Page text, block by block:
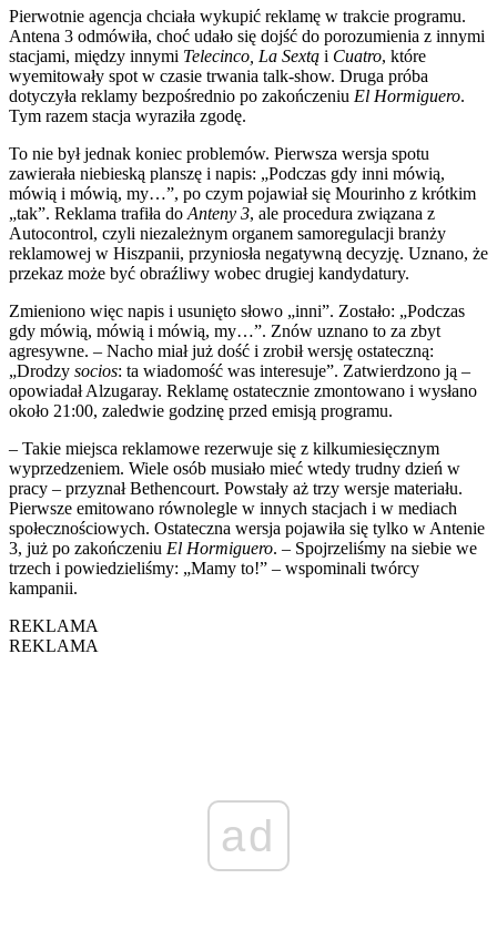
Pierwotnie agencja chciała wykupić reklamę w trakcie programu.
Antena 3 odmówiła, choć udało się dojść do porozumienia z innymi
stacjami, między innymi Telecinco, La Sextą i Cuatro, które
wyemitowały spot w czasie trwania talk-show. Druga próba
dotyczyła reklamy bezpośrednio po zakończeniu El Hormiguero.
Tym razem stacja wyraziła zgodę.
To nie był jednak koniec problemów. Pierwsza wersja spotu
zawierała niebieską planszę i napis: „Podczas gdy inni mówią,
mówią i mówią, my…”, po czym pojawiał się Mourinho z krótkim
„tak”. Reklama trafiła do Anteny 3, ale procedura związana z
Autocontrol, czyli niezależnym organem samoregulacji branży
reklamowej w Hiszpanii, przyniosła negatywną decyzję. Uznano, że
przekaz może być obraźliwy wobec drugiej kandydatury.
Zmieniono więc napis i usunięto słowo „inni”. Zostało: „Podczas
gdy mówią, mówią i mówią, my…”. Znów uznano to za zbyt
agresywne. – Nacho miał już dość i zrobił wersję ostateczną:
„Drodzy socios: ta wiadomość was interesuje”. Zatwierdzono ją –
opowiadał Alzugaray. Reklamę ostatecznie zmontowano i wysłano
około 21:00, zaledwie godzinę przed emisją programu.
– Takie miejsca reklamowe rezerwuje się z kilkumiesięcznym
wyprzedzeniem. Wiele osób musiało mieć wtedy trudny dzień w
pracy – przyznał Bethencourt. Powstały aż trzy wersje materiału.
Pierwsze emitowano równolegle w innych stacjach i w mediach
społecznościowych. Ostateczna wersja pojawiła się tylko w Antenie
3, już po zakończeniu El Hormiguero. – Spojrzeliśmy na siebie we
trzech i powiedzieliśmy: „Mamy to!” – wspominali twórcy
kampanii.
REKLAMA
REKLAMA
ad